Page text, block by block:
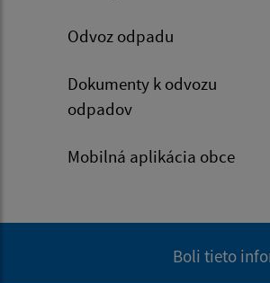
Odvoz odpadu
Dokumenty k odvozu
odpadov
Mobilná aplikácia obce
Boli tieto